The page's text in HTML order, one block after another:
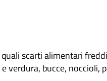
scarti alimentari
bucce, noccioli,